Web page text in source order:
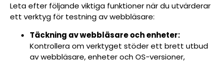
Leta efter följande viktiga funktioner när du utvärderar
ett verktyg för testning av webbläsare:
Täckning av webbläsare och enheter:
Kontrollera om verktyget stöder ett brett utbud
av webbläsare, enheter och OS-versioner,